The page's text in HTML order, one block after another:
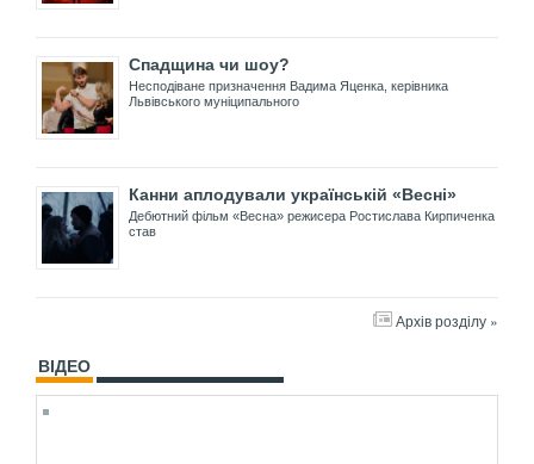
Спадщина чи шоу?
Несподіване призначення Вадима Яценка, керівника
Львівського муніципального
Канни аплодували українській «Весні»
Дебютний фільм «Весна» режисера Ростислава Кирпиченка
став
Архів розділу »
ВІДЕО